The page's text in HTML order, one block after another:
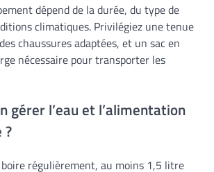
dépend de la durée, du type de
climatiques. Privilégiez une tenue
chaussures adaptées, et un sac en
nécessaire pour transporter les
gérer l’eau et l’alimentation
?
régulièrement, au moins 1,5 litre